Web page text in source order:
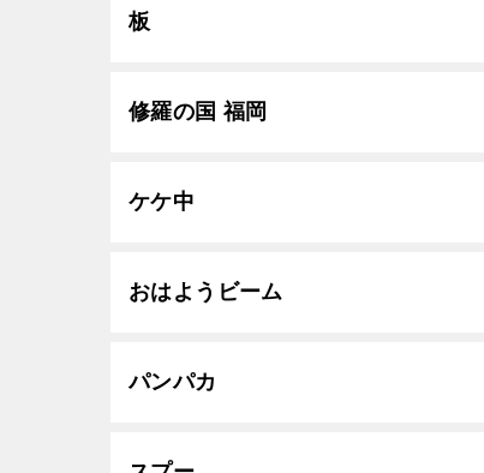
板
修羅の国 福岡
ケケ中
おはようビーム
パンパカ